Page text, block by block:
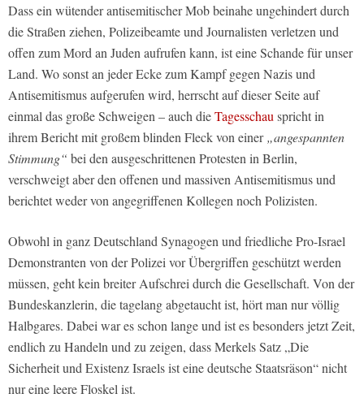
Dass ein wütender antisemitischer Mob beinahe ungehindert durch
die Straßen ziehen, Polizeibeamte und Journalisten verletzen und
offen zum Mord an Juden aufrufen kann, ist eine Schande für unser
Land. Wo sonst an jeder Ecke zum Kampf gegen Nazis und
Antisemitismus aufgerufen wird, herrscht auf dieser Seite auf
einmal das große Schweigen – auch dieTagesschau spricht in
ihrem Bericht mit großem blinden Fleck von einer„angespannten
Stimmung“ bei den ausgeschrittenen Protesten in Berlin,
verschweigt aber den offenen und massiven Antisemitismus und
berichtet weder von angegriffenen Kollegen noch Polizisten.
Obwohl in ganz Deutschland Synagogen und friedliche Pro-Israel
Demonstranten von der Polizei vor Übergriffen geschützt werden
müssen, geht kein breiter Aufschrei durch die Gesellschaft. Von der
Bundeskanzlerin, die tagelang abgetaucht ist, hört man nur völlig
Halbgares. Dabei war es schon lange und ist es besonders jetzt Zeit,
endlich zu Handeln und zu zeigen, dass Merkels Satz „Die
Sicherheit und Existenz Israels ist eine deutsche Staatsräson“ nicht
nur eine leere Floskel ist.